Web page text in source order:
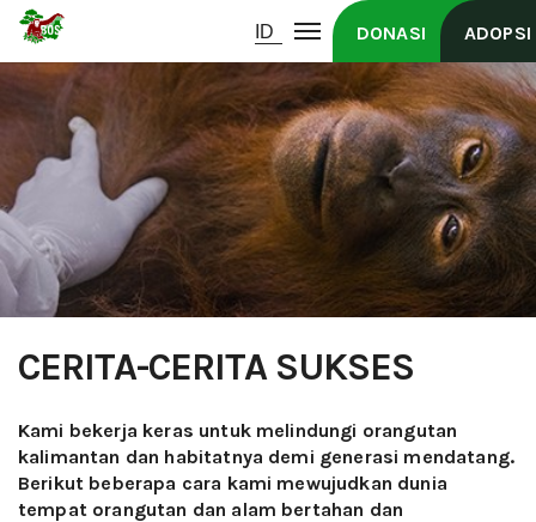
DONASI ADOPSI
CERITA-CERITA SUKSES
Kami bekerja keras untuk melindungi orangutan
kalimantan dan habitatnya demi generasi mendatang.
Berikut beberapa cara kami mewujudkan dunia
tempat orangutan dan alam bertahan dan